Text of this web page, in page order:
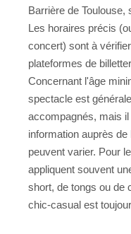
Barrière de Toulouse,
Les horaires précis
concert) sont à
plateformes de
Concernant l'âge
spectacle est
accompagnés, mais
information auprès
peuvent varier. Pour
appliquent souvent
short, de tongs ou de
chic-casual est